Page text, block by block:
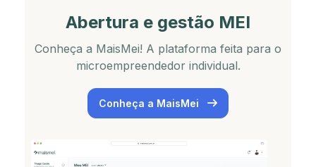
Abertura e gestão MEI
Conheça a MaisMei! A plataforma feita para o
microempreendedor individual.
Conheça a MaisMei